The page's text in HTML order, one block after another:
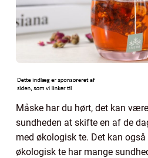
Måske har du hørt, det kan
sundheden at skifte en af de
med økologisk te. Det kan
økologisk te har mange